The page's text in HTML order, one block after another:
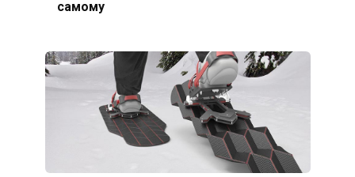
самому